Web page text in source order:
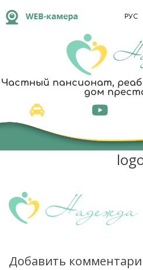
РУС
Частный пансионат,
дом
Добавить